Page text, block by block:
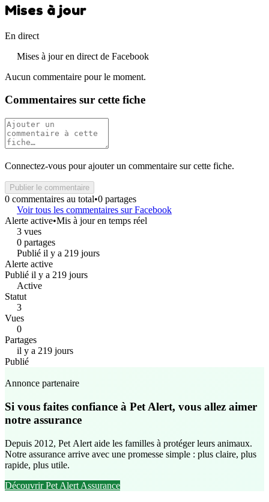
Mises à jour
En direct
Mises à jour en direct de Facebook
Aucun commentaire pour le moment.
Commentaires sur cette fiche
Connectez-vous pour ajouter un commentaire sur cette fiche.
Publier le commentaire
0 commentaires au total•0 partages
Voir tous les commentaires sur Facebook
Alerte active•Mis à jour en temps réel
3 vues
0 partages
Publié il y a 219 jours
Alerte active
Publié il y a 219 jours
Active
Statut
3
Vues
0
Partages
il y a 219 jours
Publié
Annonce partenaire
Si vous faites confiance à Pet Alert, vous allez aimer
notre assurance
Depuis 2012, Pet Alert aide les familles à protéger leurs animaux.
Notre assurance arrive avec une promesse simple : plus claire, plus
rapide, plus utile.
Découvrir Pet Alert Assurance